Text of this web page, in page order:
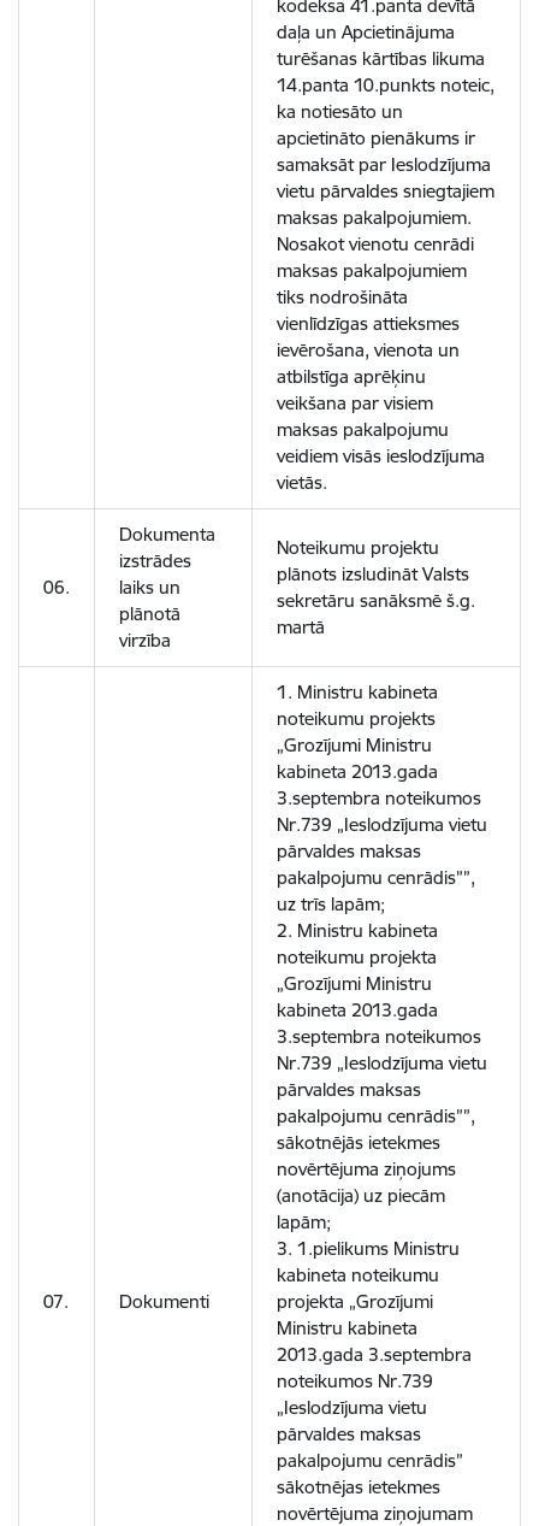
kodeksa 41.panta devītā
daļa un Apcietinājuma
turēšanas kārtības likuma
14.panta 10.punkts noteic,
ka notiesāto un
apcietināto pienākums ir
samaksāt par Ieslodzījuma
vietu pārvaldes sniegtajiem
maksas pakalpojumiem.
Nosakot vienotu cenrādi
maksas pakalpojumiem
tiks nodrošināta
vienlīdzīgas attieksmes
ievērošana, vienota un
atbilstīga aprēķinu
veikšana par visiem
maksas pakalpojumu
veidiem visās ieslodzījuma
vietās.
06.
Dokumenta
izstrādes
laiks un
plānotā
virzība
Noteikumu projektu
plānots izsludināt Valsts
sekretāru sanāksmē š.g.
martā
07. Dokumenti
1. Ministru kabineta
noteikumu projekts
„Grozījumi Ministru
kabineta 2013.gada
3.septembra noteikumos
Nr.739 „Ieslodzījuma vietu
pārvaldes maksas
pakalpojumu cenrādis””,
uz trīs lapām;
2. Ministru kabineta
noteikumu projekta
„Grozījumi Ministru
kabineta 2013.gada
3.septembra noteikumos
Nr.739 „Ieslodzījuma vietu
pārvaldes maksas
pakalpojumu cenrādis””,
sākotnējās ietekmes
novērtējuma ziņojums
(anotācija) uz piecām
lapām;
3. 1.pielikums Ministru
kabineta noteikumu
projekta „Grozījumi
Ministru kabineta
2013.gada 3.septembra
noteikumos Nr.739
„Ieslodzījuma vietu
pārvaldes maksas
pakalpojumu cenrādis”
sākotnējas ietekmes
novērtējuma ziņojumam